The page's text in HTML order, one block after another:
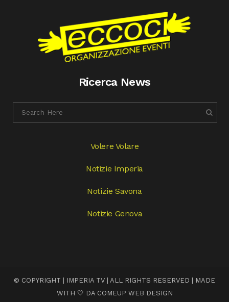
Ricerca News
Volere Volare
Notizie Imperia
Notizie Savona
Notizie Genova
© COPYRIGHT | IMPERIA TV | ALL RIGHTS RESERVED | MADE
WITH 🤍 DA COMEUP WEB DESIGN